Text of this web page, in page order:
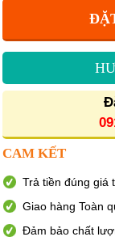
CAM KẾT
Trả tiền đúng giá
Giao hàng Toàn
Đảm bảo chất